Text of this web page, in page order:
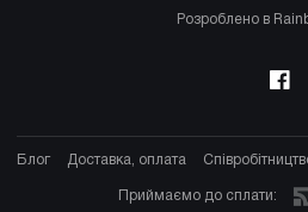
Розроблено в
Блог Доставка, оплата
Приймаємо до сплати: